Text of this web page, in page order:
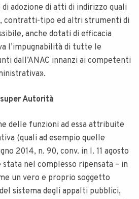
adozione di atti di indirizzo quali
contratti-tipo ed altri strumenti di
anche dotati di efficacia
l’impugnabilità di tutte le
dall’ANAC innanzi ai competenti
super Autorità
delle funzioni ad essa attribuite
(quali ad esempio quelle
2014, n. 90, conv. in l. 11 agosto
stata nel complesso ripensata – in
un vero e proprio soggetto
sistema degli appalti pubblici,